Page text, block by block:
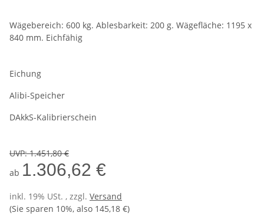
Wägebereich: 600 kg. Ablesbarkeit: 200 g. Wägefläche: 1195 x
840 mm. Eichfähig
Eichung
Alibi-Speicher
DAkkS-Kalibrierschein
UVP:1.451,80 €
ab 1.306,62 €
inkl. 19% USt. , zzgl. Versand
(Sie sparen 10%, also 145,18 €)